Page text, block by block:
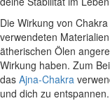
Die Wirkung von
verwendeten
ätherischen Ölen
Wirkung haben. Zum
das Ajna-Chakra
und dich⁤ zu entspannen.